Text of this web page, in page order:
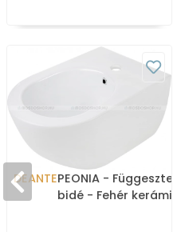
DEANTEPEONIA - Függesztett
bidé - Fehér kerámia